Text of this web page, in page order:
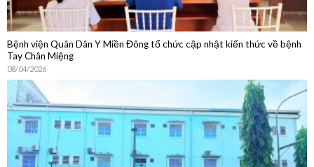
Bệnh viện Quân Dân Y Miền Đông tổ chức cập nhật kiến thức về bệnh
Tay Chân Miệng
08/04/2026